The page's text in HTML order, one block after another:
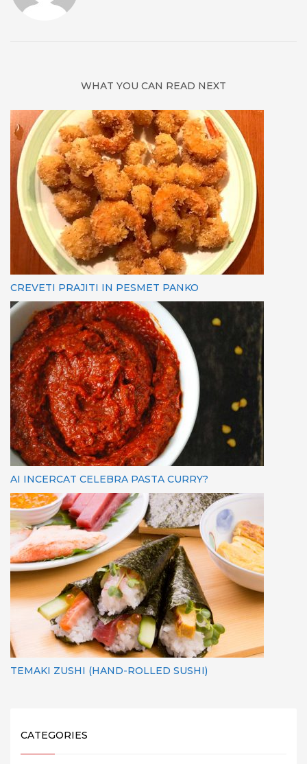
WHAT YOU CAN READ NEXT
CREVETI PRAJITI IN PESMET PANKO
AI INCERCAT CELEBRA PASTA CURRY?
TEMAKI ZUSHI (HAND-ROLLED SUSHI)
CATEGORIES